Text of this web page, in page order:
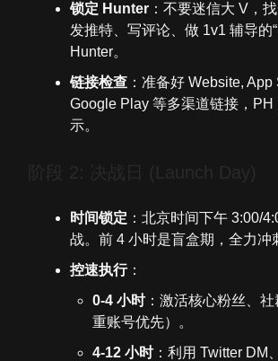
锁定 Hunter ：不要迷信大 V，
发推特、写评论、做 1v1 辅导的
Hunter。
链接检查 ：准备好 Website, App
Google Play 等多渠道链接，PH
示。
时间锁定 ：北京时间下午 3:00/
战。前 4 小时是盲盒期，全力冲
控速执行：
0-4 小时：激活核心粉丝、
重账号优先）。
4-12 小时：利用 Twitter DM